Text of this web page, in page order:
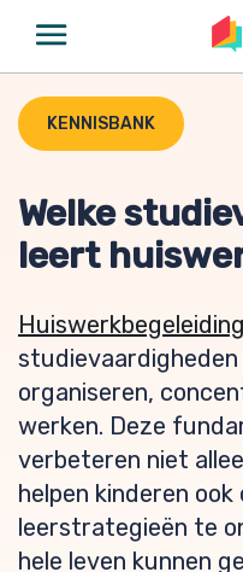
KENNISBANK
Welke
leert
Huiswerkbegeleiding
studievaardigheden
organiseren,
werken. Deze
verbeteren niet
helpen kinderen
leerstrategieën te
hele leven kunnen